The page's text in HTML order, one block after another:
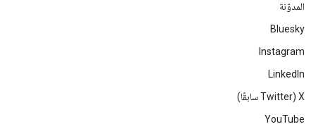
المدوّنة
Bluesky
Instagram
LinkedIn
‫X ‏(Twitter سابقًا)
YouTube